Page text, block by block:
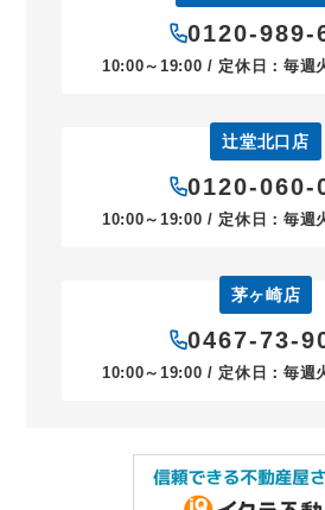
0120-989-
10:00～19:00 / 定休日：毎週
辻堂北口店
0120-060-
10:00～19:00 / 定休日：毎週
茅ヶ崎店
0467-73-
10:00～19:00 / 定休日：毎週